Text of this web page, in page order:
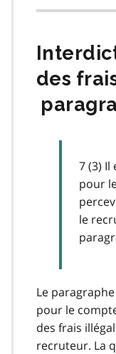
des
7 (3)
pour
le
Le
pour le
des frais
recruteur. La